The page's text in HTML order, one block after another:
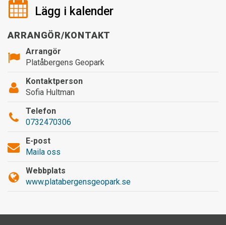
Lägg i kalender
ARRANGÖR/KONTAKT
Arrangör
Platåbergens Geopark
Kontaktperson
Sofia Hultman
Telefon
0732470306
E-post
Maila oss
Webbplats
www.platabergensgeopark.se